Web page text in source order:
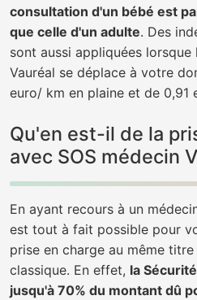
consultation d'un bébé est
que celle d'un adulte. Des
sont aussi appliquées
Vauréal se déplace à votre
euro/ km en plaine et de 0,91
Qu'en est-il de la
avec SOS médecin
En ayant recours à un
est tout à fait possible pour
prise en charge au même
classique. En effet, la
jusqu'à 70% du montant dû